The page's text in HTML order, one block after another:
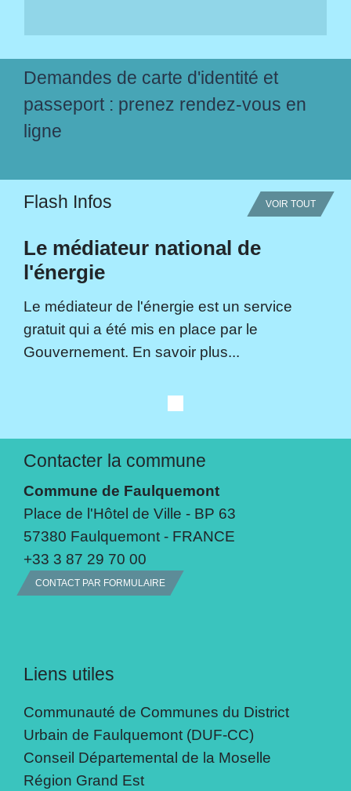
Demandes de carte d'identité et
passeport : prenez rendez-vous en
ligne
Flash Infos VOIR TOUT
Le médiateur national de
l'énergie
Le médiateur de l'énergie est un service
gratuit qui a été mis en place par le
Gouvernement. En savoir plus...
Contacter la commune
Commune de Faulquemont
Place de l'Hôtel de Ville - BP 63
57380 Faulquemont - FRANCE
+33 3 87 29 70 00
CONTACT PAR FORMULAIRE
Liens utiles
Communauté de Communes du District
Urbain de Faulquemont (DUF-CC)
Conseil Départemental de la Moselle
Région Grand Est